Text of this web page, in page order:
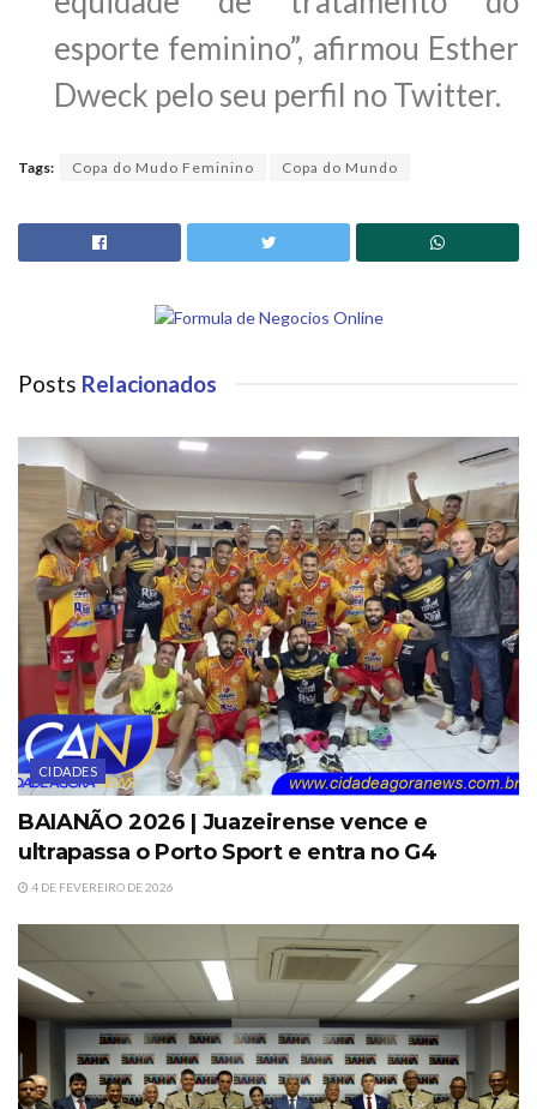
esporte feminino”, afirmou Esther
Dweck pelo seu perfil no Twitter.
Tags: Copa do Mudo Feminino Copa do Mundo
Posts Relacionados
CIDADES
BAIANÃO 2026 | Juazeirense vence e
ultrapassa o Porto Sport e entra no G4
4 DE FEVEREIRO DE 2026